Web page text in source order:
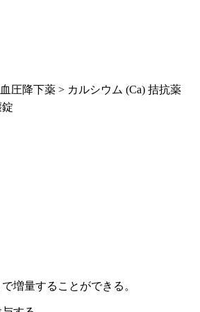
圧降下薬 > カルシウム (Ca) 拮抗薬
増量することができる。